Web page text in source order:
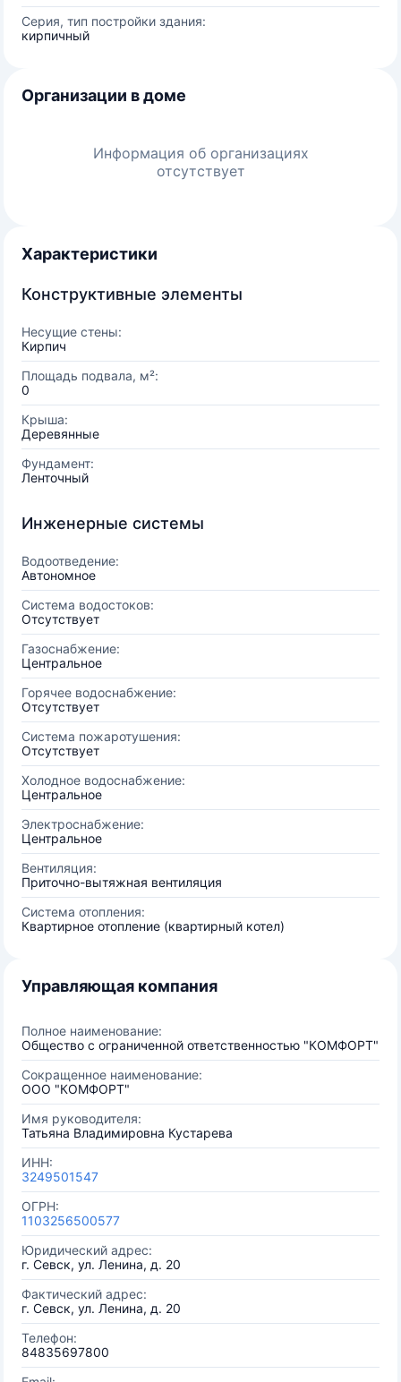
Серия, тип постройки здания:
кирпичный
Организации в доме
Информация об организациях
отсутствует
Характеристики
Конструктивные элементы
Несущие стены:
Кирпич
Площадь подвала, м²:
0
Крыша:
Деревянные
Фундамент:
Ленточный
Инженерные системы
Водоотведение:
Автономное
Система водостоков:
Отсутствует
Газоснабжение:
Центральное
Горячее водоснабжение:
Отсутствует
Система пожаротушения:
Отсутствует
Холодное водоснабжение:
Центральное
Электроснабжение:
Центральное
Вентиляция:
Приточно-вытяжная вентиляция
Система отопления:
Квартирное отопление (квартирный котел)
Управляющая компания
Полное наименование:
Общество с ограниченной ответственностью "КОМФОРТ"
Сокращенное наименование:
ООО "КОМФОРТ"
Имя руководителя:
Татьяна Владимировна Кустарева
ИНН:
3249501547
ОГРН:
1103256500577
Юридический адрес:
г. Севск, ул. Ленина, д. 20
Фактический адрес:
г. Севск, ул. Ленина, д. 20
Телефон:
84835697800